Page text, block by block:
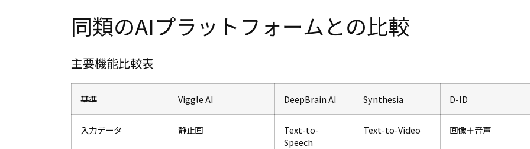
同類のAIプラットフォームとの比較
主要機能比較表
基準 Viggle AI DeepBrain AI Synthesia D-ID
入力データ 静止画
Text-to-
Speech
Text-to-Video 画像＋音声